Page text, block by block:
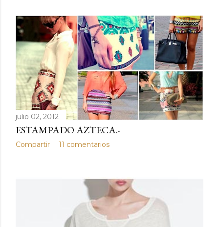
julio 02, 2012
ESTAMPADO AZTECA.-
Compartir 11 comentarios